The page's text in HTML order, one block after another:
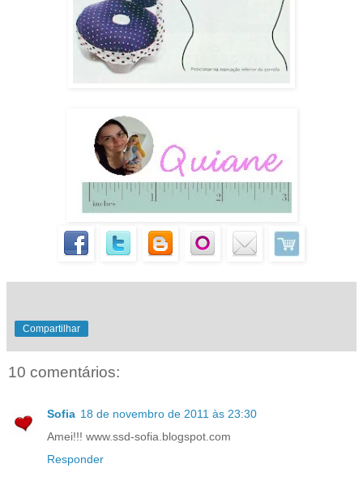
Compartilhar
10 comentários:
Sofia 18 de novembro de 2011 às 23:30
Amei!!! www.ssd-sofia.blogspot.com
Responder